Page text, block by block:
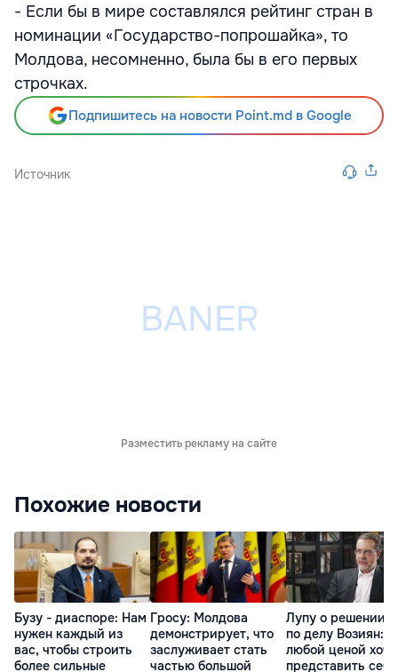
- Если бы в мире составлялся рейтинг стран в
номинации «Государство-попрошайка», то
Молдова, несомненно, была бы в его первых
строчках.
Подпишитесь на новости Point.md в Google
Источник
Разместить рекламу на сайте
Похожие новости
Бузу - диаспоре: Нам
нужен каждый из
вас, чтобы строить
более сильные
Гросу: Молдова
демонстрирует, что
заслуживает стать
частью большой
Лупу о решении
по делу Возиян:
любой ценой
представить себя